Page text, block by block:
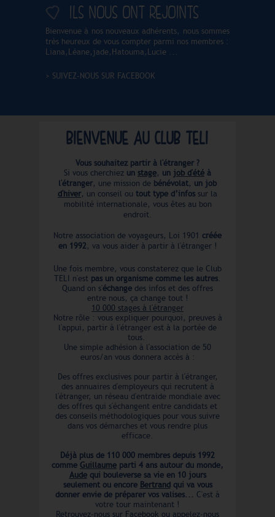
dans plusieurs destinations
pour augmenter vos chances
n'hésitez pas à commencer
vos recherches le plus tôt
possible, des offres de stages
pour fin 2026 et le premier
ligne. DOMAINES
assurances, marketing,
humaines, jeux vidéo,
informatique, IA, DATA,
tourisme, hôtellerie et
restauration, santé,
pharmacie, soin, services à la
personne, animation, sport,
ONG, association, culture,
musée, galerie, festival,
transport, import export,
média, édition, start-up,
construction, bâtiment VRD,
architecture, médias sociaux,
commerce, mode, cinéma,
immobilier, conseils, gestion,
enseignement, formation,
biologie, physique,
mathématique, immobilier...
En anglais : Internships
abroad 2026 2027 ILS SONT
DEJA PARTIS ! Joséphine à
trouvé son stage à Madrid
dans l'événementiel et la
mode. Job d'été à Malte :
Lucie est arrivée ! Jules
Malte : entraineur d'art
martial dans un centre aéré
de foot Florian a reçu deux
propositions de stage au
Japon. Nisserine a trouvé
son stage en Irlande juste à
temps. Honorine va partir
en stage à Toronto
en Allemagne en une
semaine. Jeanne a trouvé
son stage en Espagne
Morgane va partir en job
d'été en Irlande Le email
de Lisa en direct d'Islande.
Stage ingénieur à l'étranger.
C'est tout bon pour Mathieu
ILS NOUS ONT REJOINTS
Bienvenue à nos nouveaux adhérents, nous sommes
très heureux de vous compter parmi nos membres :
Liana,Léane,jade,Hatouma,Lucie ...
SUIVEZ-NOUS SUR FACEBOOK
BIENVENUE AU CLUB TELI
Vous souhaitez partir à l'étranger ?
Si vous cherchiez un stage, un job d'été à
l'étranger, une mission de bénévolat, un job
d'hiver, un conseil ou tout type d’infos sur la
mobilité internationale, vous êtes au bon
endroit.
Notre association de voyageurs, Loi 1901 créée
en 1992, va vous aider à partir à l'étranger !
Une fois membre, vous constaterez que le Club
TELI n'est pas un organisme comme les autres.
Quand on s'échange des infos et des offres
entre nous, ça change tout !
10 000 stages à l'étranger
Notre rôle : vous expliquer pourquoi, preuves à
l'appui, partir à l'étranger est à la portée de
tous.
Une simple adhésion à l'association de 50
euros/an vous donnera accès à :
Des offres exclusives pour partir à l'étranger,
des annuaires d'employeurs qui recrutent à
l'étranger, un réseau d'entraide mondiale avec
des offres qui s'échangent entre candidats et
des conseils méthodologiques pour vous suivre
dans vos démarches et vous rendre plus
efficace.
Déjà plus de 110 000 membres depuis 1992
comme Guillaume parti 4 ans autour du monde,
Audequi bouleverse sa vie en 10 jours
seulement ou encore Bertrand qui va vous
donner envie de préparer vos valises... C'est à
votre tour maintenant !
Retrouvez-nous sur Facebook ou appelez-nous